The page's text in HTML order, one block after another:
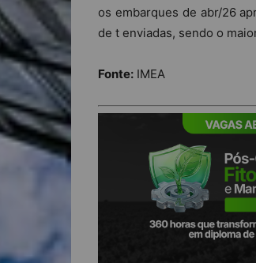
os embarques de abr/26
de t enviadas, sendo o
Fonte: IMEA